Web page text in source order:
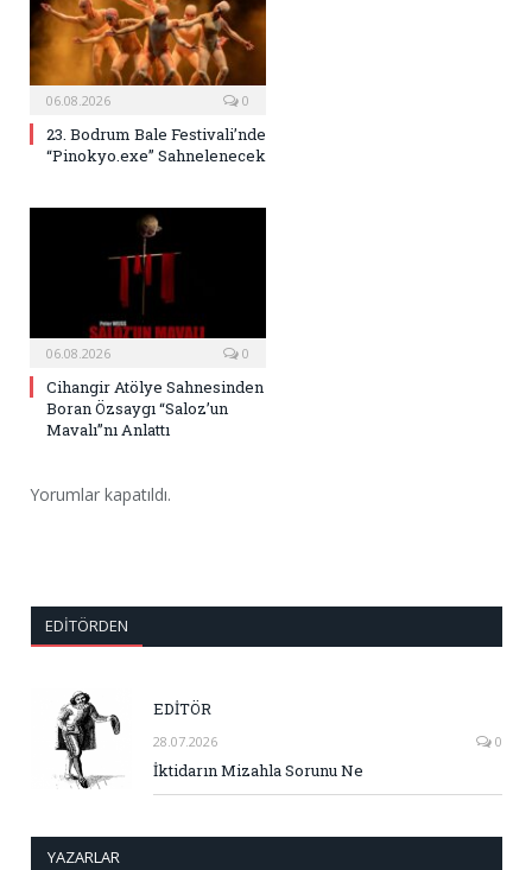
06.08.2026 0
23. Bodrum Bale Festivali’nde
“Pinokyo.exe” Sahnelenecek
06.08.2026 0
Cihangir Atölye Sahnesinden
Boran Özsaygı “Saloz’un
Mavalı”nı Anlattı
Yorumlar kapatıldı.
EDITÖRDEN
EDİTÖR
28.07.2026 0
İktidarın Mizahla Sorunu Ne
YAZARLAR